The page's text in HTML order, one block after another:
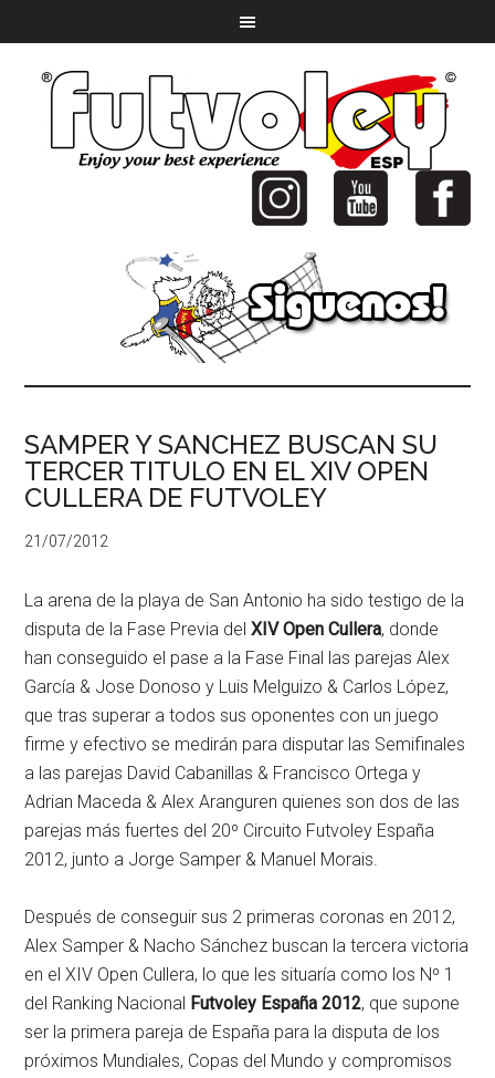
SAMPER Y SANCHEZ BUSCAN SU
TERCER TITULO EN EL XIV OPEN
CULLERA DE FUTVOLEY
21/07/2012
La arena de la playa de San Antonio ha sido testigo de la
disputa de la Fase Previa delXIV Open Cullera, donde
han conseguido el pase a la Fase Final las parejas Alex
García & Jose Donoso y Luis Melguizo & Carlos López,
que tras superar a todos sus oponentes con un juego
firme y efectivo se medirán para disputar las Semifinales
a las parejas David Cabanillas & Francisco Ortega y
Adrian Maceda & Alex Aranguren quienes son dos de las
parejas más fuertes del 20º Circuito Futvoley España
2012, junto a Jorge Samper & Manuel Morais.
Después de conseguir sus 2 primeras coronas en 2012,
Alex Samper & Nacho Sánchez buscan la tercera victoria
en el XIV Open Cullera, lo que les situaría como los Nº 1
del Ranking Nacional Futvoley España 2012, que supone
ser la primera pareja de España para la disputa de los
próximos Mundiales, Copas del Mundo y compromisos